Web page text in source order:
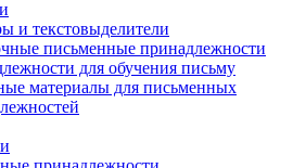
и текстовыделители
письменные принадлежности
для обучения письму
материалы для письменных